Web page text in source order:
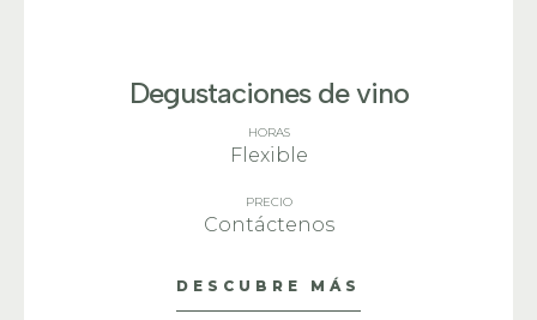
Degustaciones de vino
HORAS
Flexible
PRECIO
Contáctenos
DESCUBRE MÁS